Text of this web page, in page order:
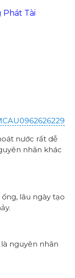
Phát Tài
nước rất dễ
nhân khác
lâu ngày tạo
là nguyên nhân